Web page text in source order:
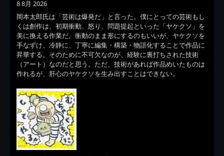
8 8月 2026
岡本太郎氏は「芸術は爆発だ」と言った。僕にとっての芸術もし
くは創作は、初期衝動、怒り、問題提起といった「ヤケクソ」を
美に換える作業だ。衝動のまま形にするのもいいが、ヤケクソを
手なずけ、冷静に、丁寧に編集・構築・物語化することで作品に
昇華する。そのために不可欠なのが、経験に裏打ちされた技術
（アート）なのだと思う。ただ、技術があれば作品めいたものは
作れるが、肝心のヤケクソを生み出すことはできない。